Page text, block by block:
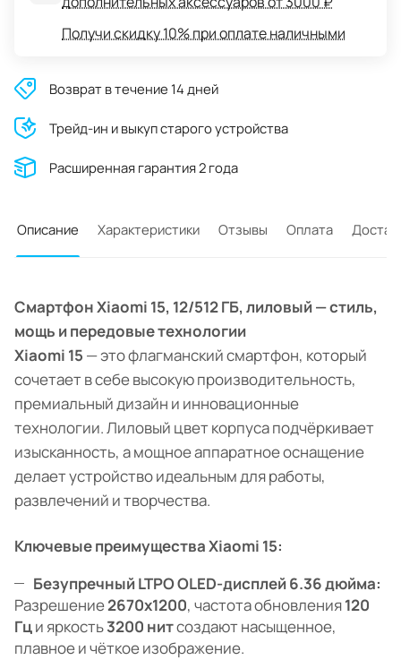
Получи скидку 10% при оплате наличными
Возврат в течение 14 дней
Трейд-ин и выкуп старого устройства
Расширенная гарантия 2 года
Описание Характеристики Отзывы Оплата
Смартфон Xiaomi 15, 12/512 ГБ, лиловый — стиль,
мощь и передовые технологии
Xiaomi 15 — это флагманский смартфон, который
сочетает в себе высокую производительность,
премиальный дизайн и инновационные
технологии. Лиловый цвет корпуса подчёркивает
изысканность, а мощное аппаратное оснащение
делает устройство идеальным для работы,
развлечений и творчества.
Ключевые преимущества Xiaomi 15:
Безупречный LTPO OLED-дисплей 6.36 дюйма:
Разрешение2670x1200, частота обновления120
Гци яркость3200 нитсоздают насыщенное,
плавное и чёткое изображение.